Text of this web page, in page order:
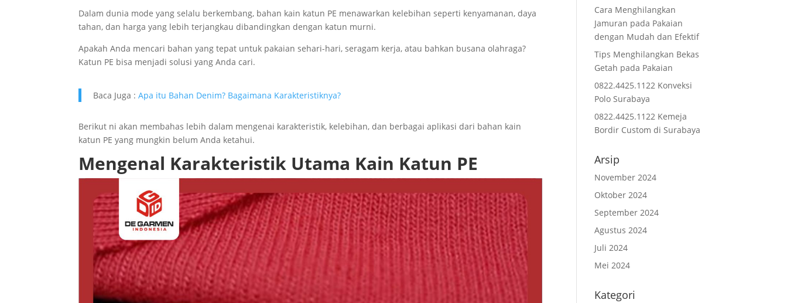
Dalam dunia mode yang selalu berkembang, bahan kain katun PE menawarkan kelebihan seperti kenyamanan, daya
tahan, dan harga yang lebih terjangkau dibandingkan dengan katun murni.
Apakah Anda mencari bahan yang tepat untuk pakaian sehari-hari, seragam kerja, atau bahkan busana olahraga?
Katun PE bisa menjadi solusi yang Anda cari.
Baca Juga : Apa itu Bahan Denim? Bagaimana Karakteristiknya?
Berikut ni akan membahas lebih dalam mengenai karakteristik, kelebihan, dan berbagai aplikasi dari bahan kain
katun PE yang mungkin belum Anda ketahui.
Mengenal Karakteristik Utama Kain Katun PE
Cara Menghilangkan
Jamuran pada Pakaian
dengan Mudah dan Efektif
Tips Menghilangkan Bekas
Getah pada Pakaian
0822.4425.1122 Konveksi
Polo Surabaya
0822.4425.1122 Kemeja
Bordir Custom di Surabaya
Arsip
November 2024
Oktober 2024
September 2024
Agustus 2024
Juli 2024
Mei 2024
Kategori